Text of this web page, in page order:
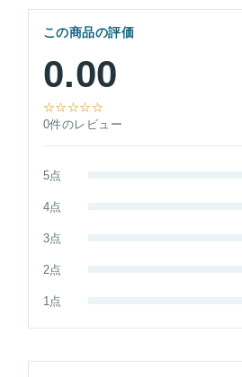
この商品の評価
0.00
☆☆☆☆☆
0件のレビュー
5点
4点
3点
2点
1点